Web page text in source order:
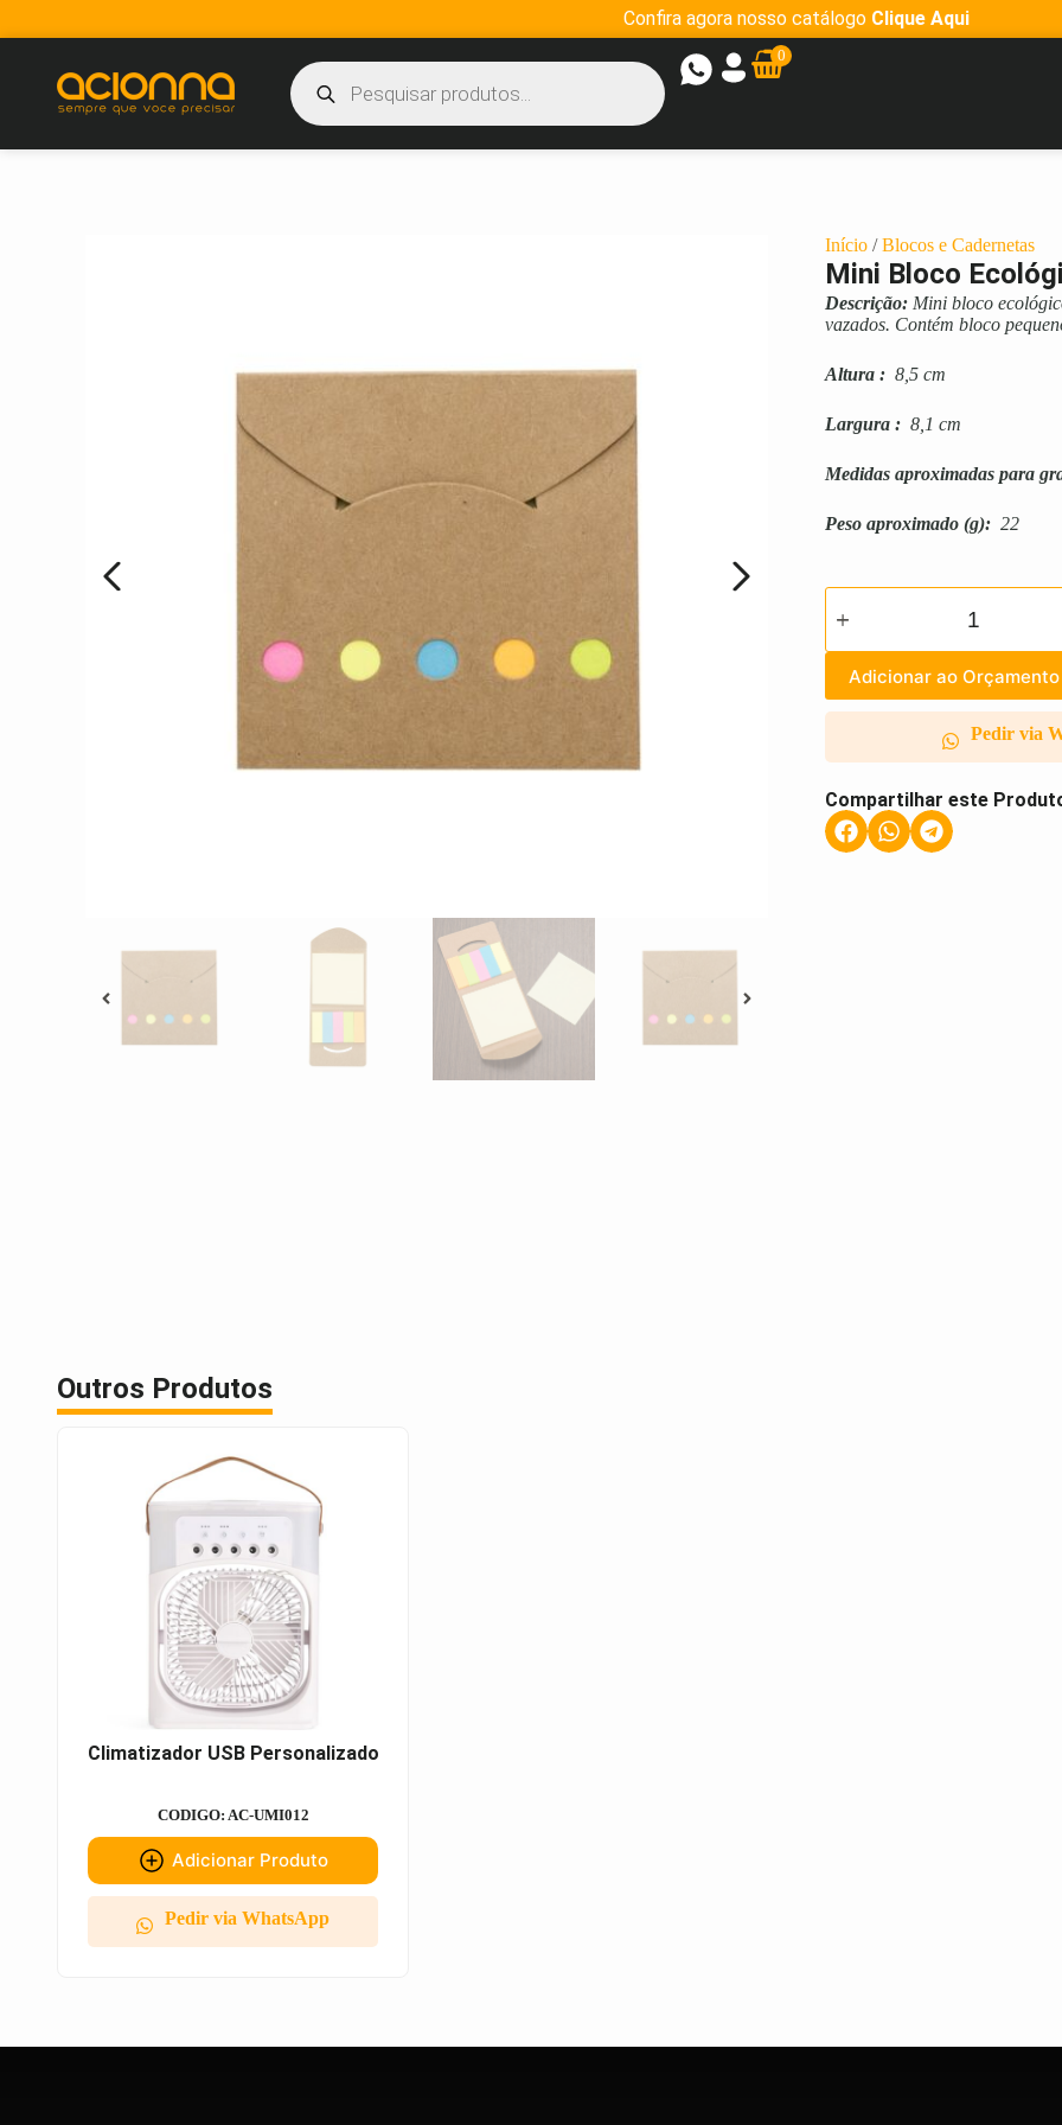
Confira agora nosso catálogo Clique Aqui
0
Início /Blocos e Cadernetas
Mini Bloco
Descrição: Mini bloco
vazados. Contém bloco
Altura : 8,5 cm
Largura : 8,1 cm
Medidas aproximadas para
Peso aproximado (g): 22
Adicionar ao Orçamento
Pedir via
Compartilhar este
Outros Produtos
Climatizador USB Personalizado
CODIGO: AC-UMI012
Adicionar Produto
Pedir via WhatsApp